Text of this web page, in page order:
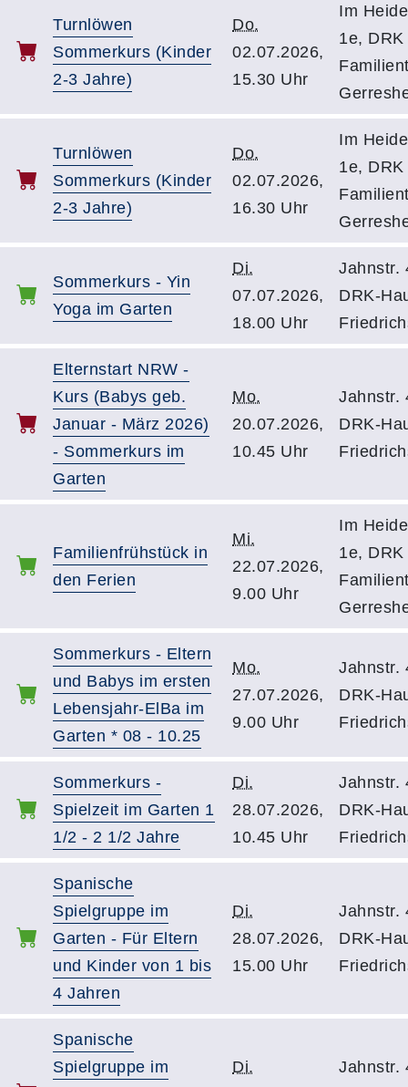
Turnlöwen
Sommerkurs (Kinder
2-3 Jahre)
Do.
02.07.2026,
15.30 Uhr
Im
1e, DRK
Turnlöwen
Sommerkurs (Kinder
2-3 Jahre)
Do.
02.07.2026,
16.30 Uhr
Im
1e, DRK
Sommerkurs - Yin
Yoga im Garten
Di.
07.07.2026,
18.00 Uhr
Jahnstr.
DRK-
Elternstart NRW -
Kurs (Babys geb.
Januar - März 2026)
- Sommerkurs im
Garten
Mo.
20.07.2026,
10.45 Uhr
Jahnstr.
DRK-
Familienfrühstück in
den Ferien
Mi.
22.07.2026,
9.00 Uhr
Im
1e, DRK
Sommerkurs - Eltern
und Babys im ersten
Lebensjahr-ElBa im
Garten * 08 - 10.25
Mo.
27.07.2026,
9.00 Uhr
Jahnstr.
DRK-
Sommerkurs -
Spielzeit im Garten 1
1/2 - 2 1/2 Jahre
Di.
28.07.2026,
10.45 Uhr
Jahnstr.
DRK-
Spanische
Spielgruppe im
Garten - Für Eltern
und Kinder von 1 bis
4 Jahren
Di.
28.07.2026,
15.00 Uhr
Jahnstr.
DRK-
Spanische
Spielgruppe im
Di.
Jahnstr.